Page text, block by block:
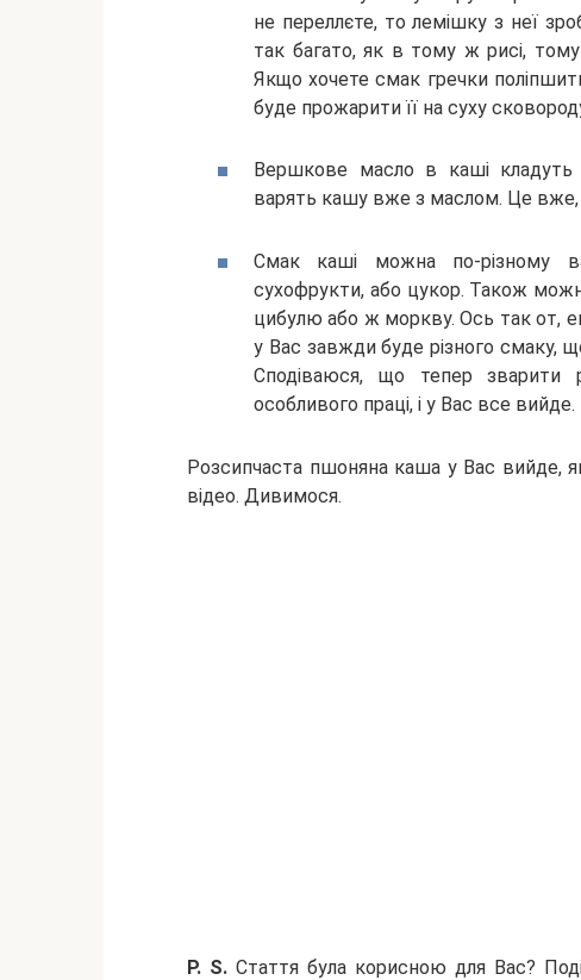
не переллєте, то лемішку з неї
так багато, як в тому ж рисі,
Якщо хочете смак гречки
буде прожарити її на суху
Вершкове масло в каші кладуть
варять кашу вже з маслом. Це вже,
Смак каші можна по-різному
сухофрукти, або цукор. Також
цибулю або ж моркву. Ось так от,
у Вас завжди буде різного смаку,
Сподіваюся, що тепер
особливого праці, і у Вас все вийде.
Розсипчаста пшоняна каша у Вас вийде,
відео. Дивимося.
P. S. Стаття була корисною для Вас?